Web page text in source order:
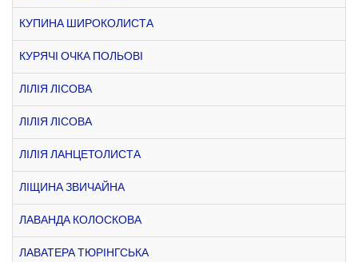
КУПИНА ШИРОКОЛИСТА
КУРЯЧІ ОЧКА ПОЛЬОВІ
ЛІЛІЯ ЛІСОВА
ЛІЛІЯ ЛІСОВА
ЛІЛІЯ ЛАНЦЕТОЛИСТА
ЛІЩИНА ЗВИЧАЙНА
ЛАВАНДА КОЛОСКОВА
ЛАВАТЕРА ТЮРІНГСЬКА